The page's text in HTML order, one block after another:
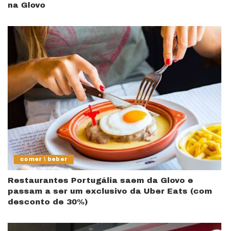
na Glovo
comer \ beber
Restaurantes Portugália saem da Glovo e
passam a ser um exclusivo da Uber Eats (com
desconto de 30%)